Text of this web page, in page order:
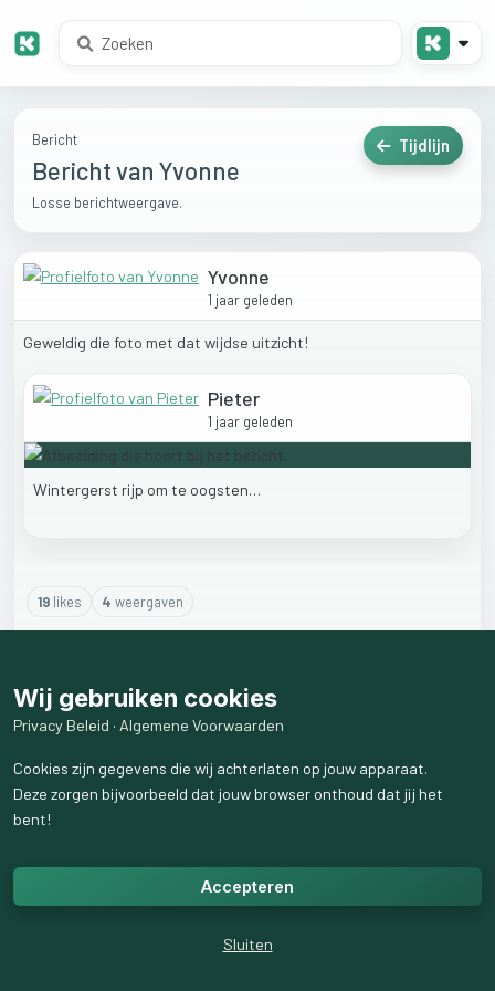
Bericht
Bericht van Yvonne
Losse berichtweergave.
Tijdlijn
Yvonne
1 jaar geleden
Geweldig die foto met dat wijdse uitzicht!
Pieter
1 jaar geleden
Wintergerst rijp om te oogsten…
19likes 4 weergaven
Wij gebruiken cookies
Privacy Beleid · Algemene Voorwaarden
Cookies zijn gegevens die wij achterlaten op jouw apparaat.
Deze zorgen bijvoorbeeld dat jouw browser onthoud dat jij het
bent!
Accepteren
Sluiten